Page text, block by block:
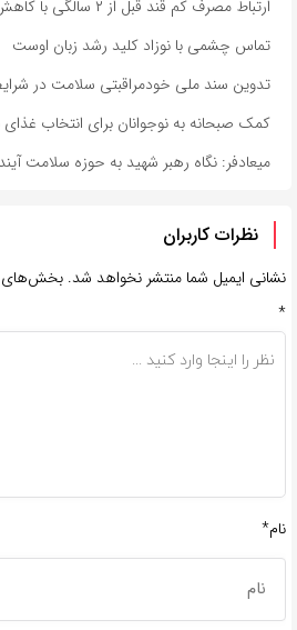
ارتباط مصرف کم قند قبل از ۲ سالگی با کاهش خطر آلزایمر
تماس چشمی با نوزاد کلید رشد زبان اوست
تدوین سند ملی خودمراقبتی سلامت در
کمک صبحانه به نوجوانان برای انتخاب غذای
میعادفر: نگاه رهبر شهید به حوزه سلامت
نظرات کاربران
نشانی ایمیل شما منتشر نخواهد شد. بخش‌های
*
نام*